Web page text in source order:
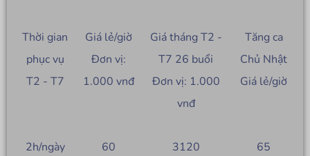
Thời gian
phục vụ
T2 - T7
Giá lẻ/giờ
Đơn vị:
1.000 vnđ
Giá tháng T2 -
T7 26 buổi
Đơn vị: 1.000
vnđ
Tăng ca
Chủ Nhật
Giá lẻ/giờ
2h/ngày 60 3120 65